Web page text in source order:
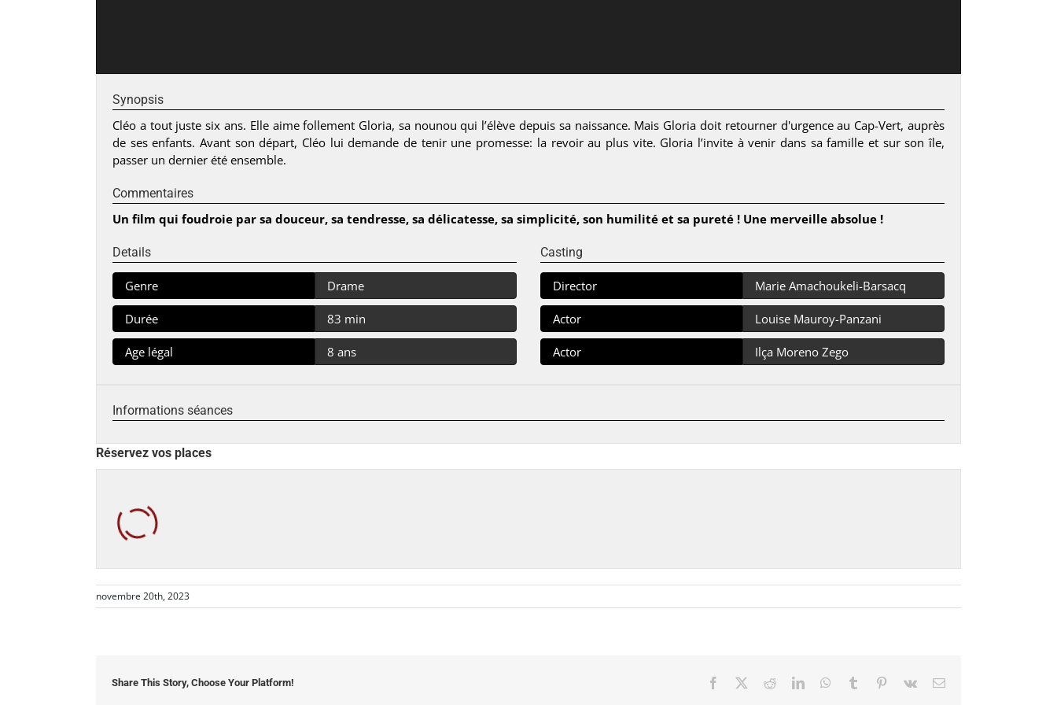
Synopsis
Cléo a tout juste six ans. Elle aime follement Gloria, sa nounou qui l’élève depuis sa naissance. Mais Gloria doit retourner d'urgence au Cap-Vert, auprès
de ses enfants. Avant son départ, Cléo lui demande de tenir une promesse: la revoir au plus vite. Gloria l’invite à venir dans sa famille et sur son île,
passer un dernier été ensemble.
Commentaires
Un film qui foudroie par sa douceur, sa tendresse, sa délicatesse, sa simplicité, son humilité et sa pureté ! Une merveille absolue !
Details
Genre Drame
Durée 83 min
Age légal 8 ans
Casting
Director Marie Amachoukeli-Barsacq
Actor Louise Mauroy-Panzani
Actor Ilça Moreno Zego
Informations séances
Réservez vos places
novembre 20th, 2023
Share This Story, Choose Your Platform! Facebook RedditLinkedInWhatsApp
Tumblr Pinterest
Vk Email